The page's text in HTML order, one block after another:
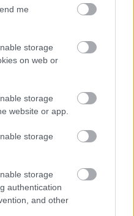
me
storage
on web or
storage
website or app.
storage
storage
authentication
and other
borai
- magam is
mi az
Direkt, intenzív és
és
Eleganciát,
mindezt együtt?…
Bob látta